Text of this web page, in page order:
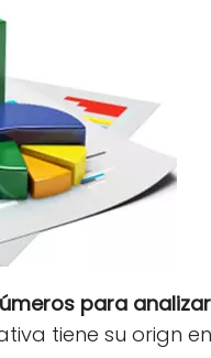
para
tiene su orign